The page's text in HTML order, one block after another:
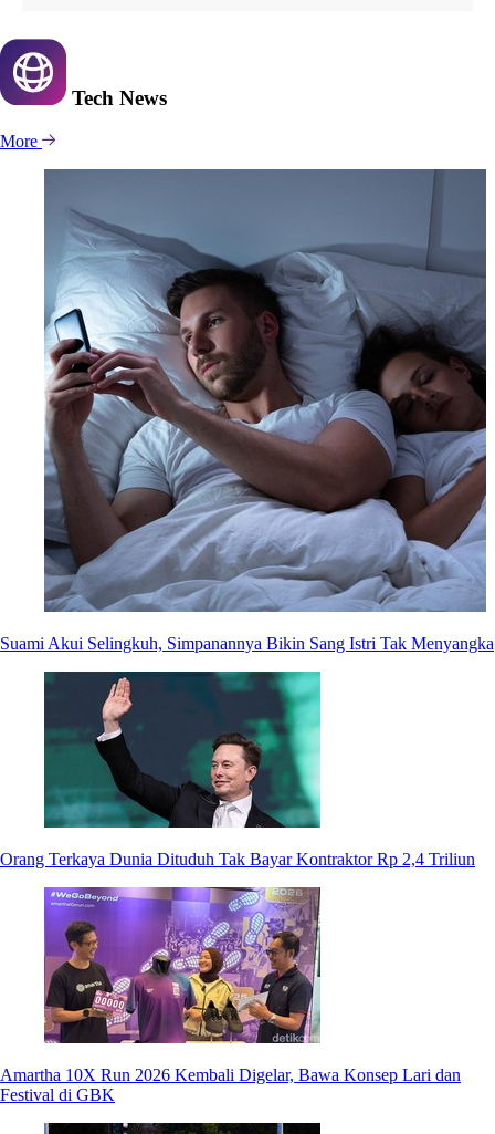
Tech News
More
Suami Akui Selingkuh, Simpanannya Bikin Sang Istri Tak Menyangka
Orang Terkaya Dunia Dituduh Tak Bayar Kontraktor Rp 2,4 Triliun
Amartha 10X Run 2026 Kembali Digelar, Bawa Konsep Lari dan
Festival di GBK